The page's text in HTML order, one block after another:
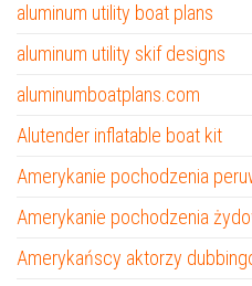
aluminum utility boat plans
aluminum utility skif designs
aluminumboatplans.com
Alutender inflatable boat kit
Amerykanie pochodzenia
Amerykanie pochodzenia
Amerykańscy aktorzy